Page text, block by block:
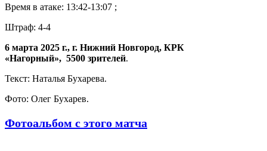
Время в атаке: 13:42-13:07 ;
Штраф: 4-4
6 марта 2025 г., г. Нижний Новгород, КРК
«Нагорный», 5500 зрителей.
Текст: Наталья Бухарева.
Фото: Олег Бухарев.
Фотоальбом с этого матча